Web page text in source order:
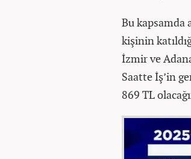
Bu kapsamda
kişinin
İzmir ve
Saatte İş’in
869 TL